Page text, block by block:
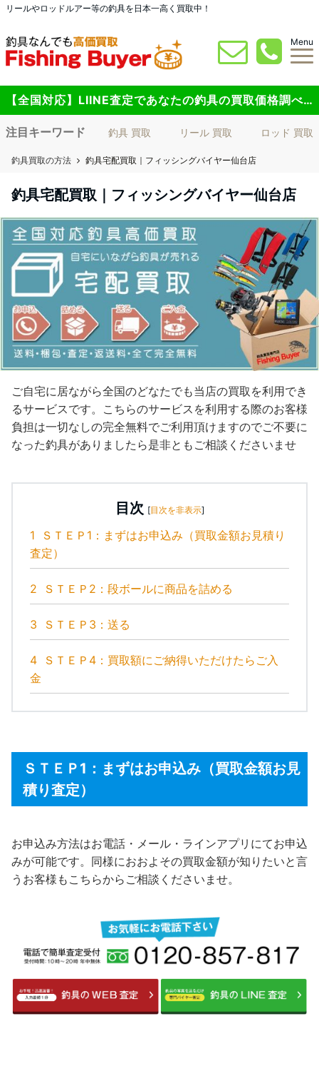
リールやロッドルアー等の釣具を日本一高く買取中！
Menu
【全国対応】LIINE査定であなたの釣具の買取価格調べてみませんか？
注目キーワード 釣具 買取 リール 買取 ロッド 買取
釣具買取の方法 釣具宅配買取｜フィッシングバイヤー仙台店
釣具宅配買取｜フィッシングバイヤー仙台店
ご自宅に居ながら全国のどなたでも当店の買取を利用でき
るサービスです。こちらのサービスを利用する際のお客様
負担は一切なしの完全無料でご利用頂けますのでご不要に
なった釣具がありましたら是非ともご相談くださいませ
目次 [目次を非表示]
1
ＳＴＥＰ1：まずはお申込み（買取金額お見積り
査定）
2 ＳＴＥＰ2：段ボールに商品を詰める
3 ＳＴＥＰ3：送る
4
ＳＴＥＰ4：買取額にご納得いただけたらご入
金
ＳＴＥＰ1：まずはお申込み（買取金額お見
積り査定）
お申込み方法はお電話・メール・ラインアプリにてお申込
みが可能です。同様におおよその買取金額が知りたいと言
うお客様もこちらからご相談くださいませ。